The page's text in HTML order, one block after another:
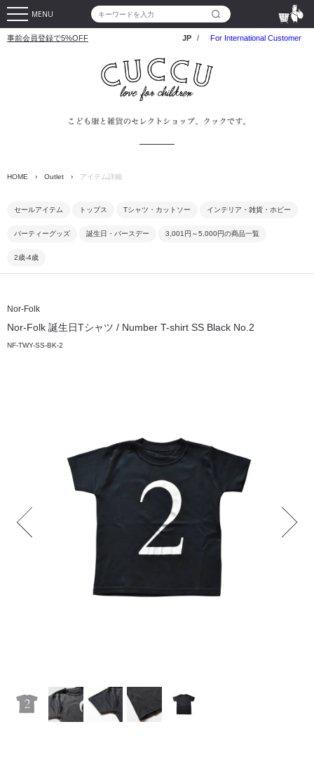
MENU
事前会員登録で5%OFF JP / For International Customer
HOME › Outlet › アイテム詳細
セールアイテム トップス Tシャツ・カットソー インテリア・雑貨・ホビー
パーティーグッズ 誕生日・バースデー 3,001円～5,000円の商品一覧
2歳-4歳
Nor-Folk
Nor-Folk 誕生日Tシャツ / Number T-shirt SS Black No.2
NF-TWY-SS-BK-2